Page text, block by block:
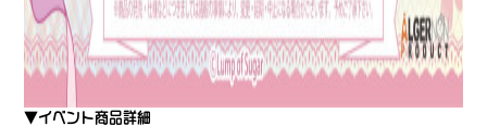
▼イベント商品詳細